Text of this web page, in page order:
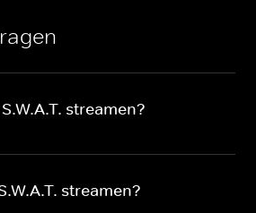
streamen?
streamen?